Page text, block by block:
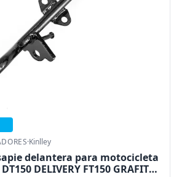
·Kinlley
delantera para motocicleta
DELIVERY FT150 GRAFITO